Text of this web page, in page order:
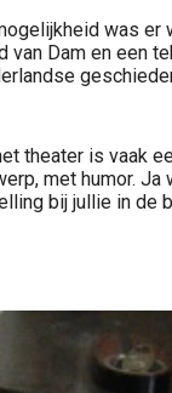
was
Dam en
theater is vaak
met humor. Ja
bij jullie in de